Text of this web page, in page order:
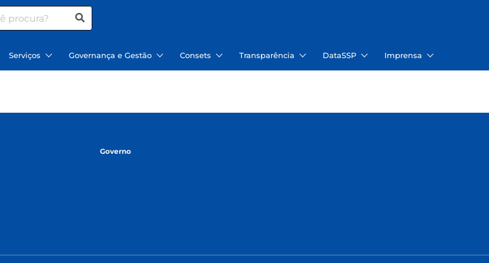
Serviços Governança e Gestão Consets Transparência DataSSP Imprensa
Governo